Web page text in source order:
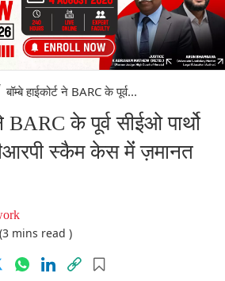
बॉम्बे हाईकोर्ट ने BARC के पूर्व...
BARC के पूर्व सीईओ पार्थो
स्कैम केस मेंं ज़मानत
(3 mins read )